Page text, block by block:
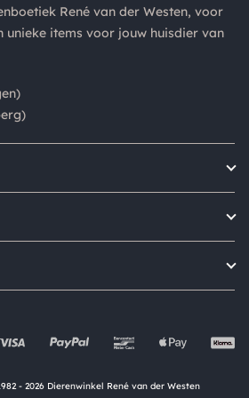
binnen 14 dagen. De
6.75 en zijn voor eigen rekening.
altijd voor "alleen huisadres",
René van der Westen, voor
unieke items voor jouw huisdier van
- 2026 Dierenwinkel René van der Westen